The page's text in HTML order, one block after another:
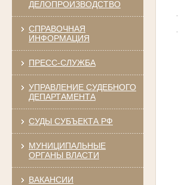
ДЕЛОПРОИЗВОДСТВО
СПРАВОЧНАЯ
ИНФОРМАЦИЯ
ПРЕСС-СЛУЖБА
УПРАВЛЕНИЕ СУДЕБНОГО
ДЕПАРТАМЕНТА
СУДЫ СУБЪЕКТА РФ
МУНИЦИПАЛЬНЫЕ
ОРГАНЫ ВЛАСТИ
ВАКАНСИИ